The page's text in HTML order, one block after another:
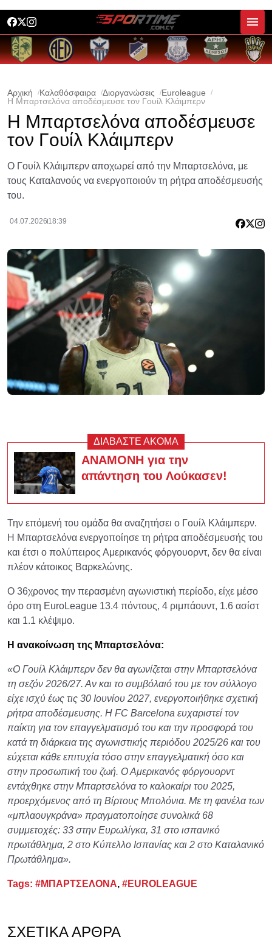
Αρχική Καλαθόσφαιρα Διοργανώσεις
Euroleague
Η Μπαρτσελόνα αποδέσμευσε τον Γουίλ Κλάιμπερν
Η Μπαρτσελόνα αποδέσμευσε
τον Γουίλ Κλάιμπερν
Ο Γουίλ Κλάιμπερν αποχωρεί από την Μπαρτσελόνα, με
τους Καταλανούς να ενεργοποιούν τη ρήτρα αποδέσμευσής
του.
04.07.2026 18:39
ΔΙΑΒΑΣΤΕ ΑΚΟΜΑ
ΑΝΑΜΟΝΗ για την
απάντηση του Λούκασεν!
Την επόμενή του ομάδα θα αναζητήσει ο Γουίλ Κλάιμπερν.
Η Μπαρτσελόνα ενεργοποίησε τη ρήτρα αποδέσμευσής του
και έτσι ο πολύπειρος Αμερικανός φόργουορντ, δεν θα είναι
πλέον κάτοικος Βαρκελώνης.
Ο 36χρονος την περασμένη αγωνιστική περίοδο, είχε μέσο
όρο στη EuroLeague 13.4 πόντους, 4 ριμπάουντ, 1.6 ασίστ
και 1.1 κλέψιμο.
Η ανακοίνωση της Μπαρτσελόνα:
«Ο Γουίλ Κλάιμπερν δεν θα αγωνίζεται στην Μπαρτσελόνα
τη σεζόν 2026/27. Αν και το συμβόλαιό του με τον σύλλογο
είχε ισχύ έως τις 30 Ιουνίου 2027, ενεργοποιήθηκε σχετική
ρήτρα αποδέσμευσης. Η FC Barcelona ευχαριστεί τον
παίκτη για τον επαγγελματισμό του και την προσφορά του
κατά τη διάρκεια της αγωνιστικής περιόδου 2025/26 και του
εύχεται κάθε επιτυχία τόσο στην επαγγελματική όσο και
στην προσωπική του ζωή. Ο Αμερικανός φόργουορντ
εντάχθηκε στην Μπαρτσελόνα το καλοκαίρι του 2025,
προερχόμενος από τη Βίρτους Μπολόνια. Με τη φανέλα των
«μπλαουγκράνα» πραγματοποίησε συνολικά 68
συμμετοχές: 33 στην Ευρωλίγκα, 31 στο ισπανικό
πρωτάθλημα, 2 στο Κύπελλο Ισπανίας και 2 στο Καταλανικό
Πρωτάθλημα».
Tags: #ΜΠΑΡΤΣΕΛΟΝΑ, #EUROLEAGUE
ΣΧΕΤΙΚΆ ΆΡΘΡΑ